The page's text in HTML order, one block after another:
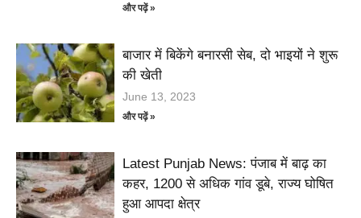
और पढ़ें »
बाजार में बिकेंगे बनारसी सेब, दो भाइयों ने शुरू
की खेती
June 13, 2023
और पढ़ें »
Latest Punjab News: पंजाब में बाढ़ का
कहर, 1200 से अधिक गांव डूबे, राज्य घोषित
हुआ आपदा क्षेत्र